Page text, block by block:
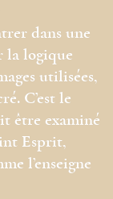
dans une
la logique
utilisées,
C’est le
être examiné
Esprit,
l’enseigne